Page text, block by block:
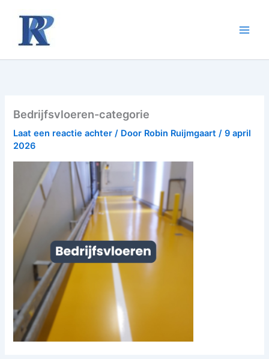
inhoud
Bedrijfsvloeren-categorie
Laat een reactie achter / Door Robin Ruijmgaart/9 april
2026